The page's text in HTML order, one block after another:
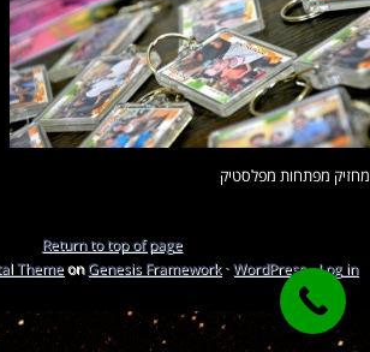
מחזיק מפתחות מפלסטיק
Return to top of page
ThemeonGenesis Framework·WordPress·Log in